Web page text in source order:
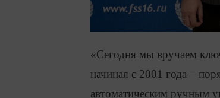
«Сегодня мы вручаем
начиная с 2001 года –
автоматическим ручным